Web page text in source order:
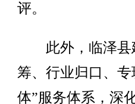
评。
此外，临泽县
筹、行业归口、
体”服务体系，深